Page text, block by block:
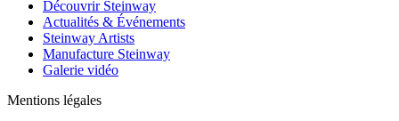
Découvrir Steinway
Actualités & Événements
Steinway Artists
Manufacture Steinway
Galerie vidéo
Mentions légales